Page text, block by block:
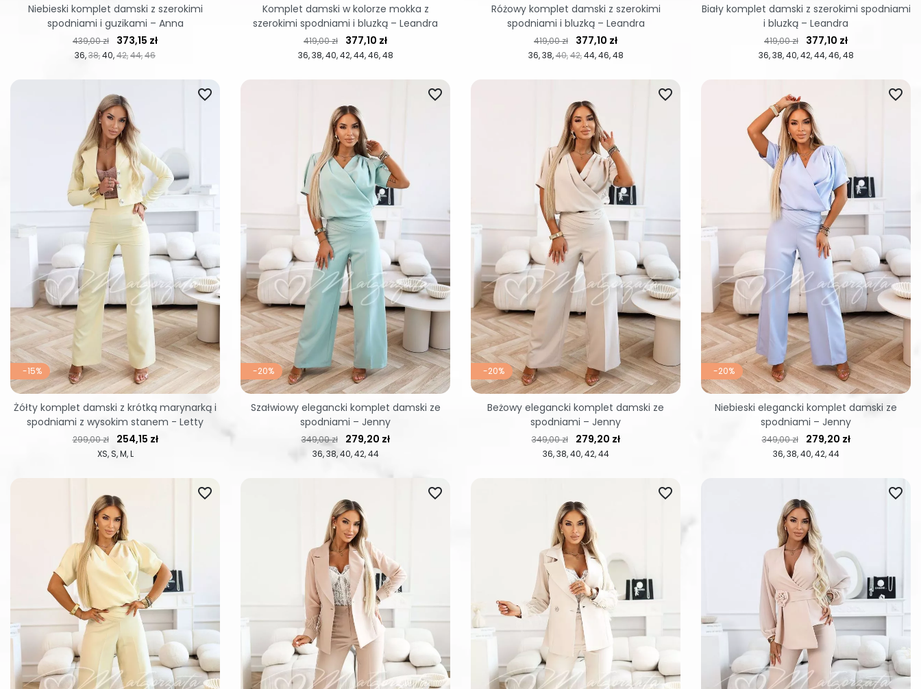
36 38 40 42 44 46
Cena regularna
439,00 zł Cena
373,15 zł
Niebieski komplet damski z szerokimi
spodniami i guzikami – Anna
36 38 40 42 44 46 48
Cena regularna
419,00 zł Cena
377,10 zł
Komplet damski w kolorze mokka z
szerokimi spodniami i bluzką – Leandra
36 38 40 42 44 46 48
Cena regularna
419,00 zł Cena
377,10 zł
Różowy komplet damski z szerokimi
spodniami i bluzką – Leandra
36 38 40 42 44 46 48
Cena regularna
419,00 zł Cena
377,10 zł
Biały komplet damski z szerokimi spodniami
i bluzką – Leandra
-15%
XS S M L
favorite_border
Cena regularna
299,00 zł Cena
254,15 zł
Żółty komplet damski z krótką marynarką i
spodniami z wysokim stanem - Letty
-20%
36 38 40 42 44
favorite_border
Cena regularna
349,00 zł Cena
279,20 zł
Szałwiowy elegancki komplet damski ze
spodniami – Jenny
-20%
36 38 40 42 44
favorite_border
Cena regularna
349,00 zł Cena
279,20 zł
Beżowy elegancki komplet damski ze
spodniami – Jenny
-20%
36 38 40 42 44
favorite_border
Cena regularna
349,00 zł Cena
279,20 zł
Niebieski elegancki komplet damski ze
spodniami – Jenny
favorite_border favorite_border favorite_border favorite_border